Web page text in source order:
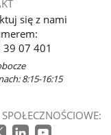
się z nami
07 401
8:15-16:15